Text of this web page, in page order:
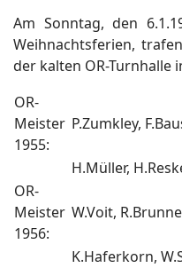
Am Sonntag, den
Weihnachtsferien,
der kalten OR-Turnhalle
OR-
Meister
1955:
P.Zumkley,
H.Müller,
OR-
Meister
1956:
W.Voit,
K.Haferkorn,